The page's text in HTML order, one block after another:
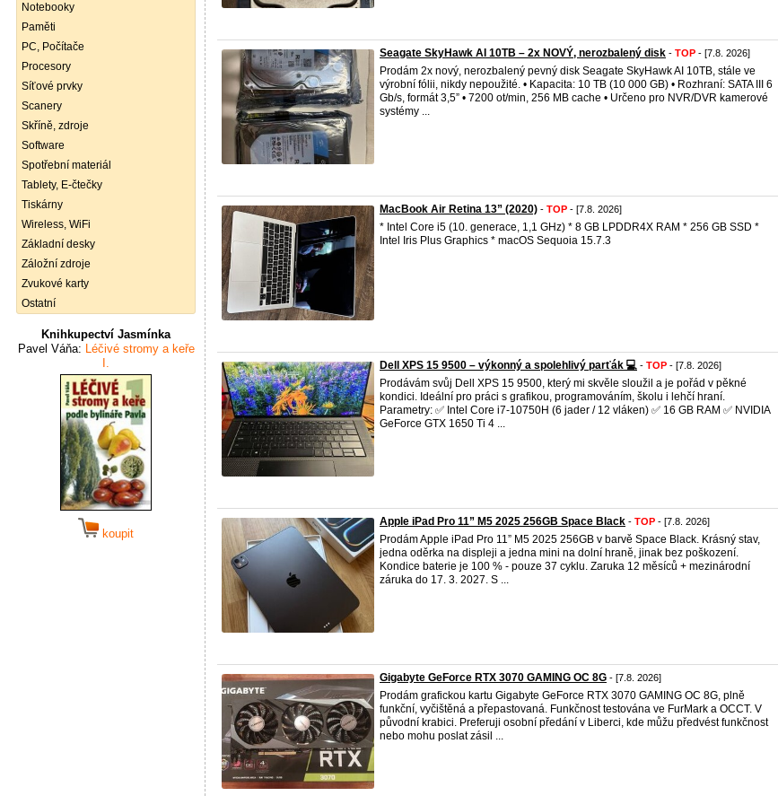
Notebooky
Paměti
PC, Počítače
Procesory
Síťové prvky
Scanery
Skříně, zdroje
Software
Spotřební materiál
Tablety, E-čtečky
Tiskárny
Wireless, WiFi
Základní desky
Záložní zdroje
Zvukové karty
Ostatní
Knihkupectví Jasmínka
Pavel Váňa: Léčivé stromy a keře
I.
koupit
Seagate SkyHawk AI 10TB – 2x NOVÝ, nerozbalený disk - TOP - [7.8. 2026]
Prodám 2x nový, nerozbalený pevný disk Seagate SkyHawk AI 10TB, stále ve
výrobní fólii, nikdy nepoužité. • Kapacita: 10 TB (10 000 GB) • Rozhraní: SATA III 6
Gb/s, formát 3,5” • 7200 ot/min, 256 MB cache • Určeno pro NVR/DVR kamerové
systémy ...
MacBook Air Retina 13” (2020) - TOP - [7.8. 2026]
* Intel Core i5 (10. generace, 1,1 GHz) * 8 GB LPDDR4X RAM * 256 GB SSD *
Intel Iris Plus Graphics * macOS Sequoia 15.7.3
Dell XPS 15 9500 – výkonný a spolehlivý parťák 💻 - TOP - [7.8. 2026]
Prodávám svůj Dell XPS 15 9500, který mi skvěle sloužil a je pořád v pěkné
kondici. Ideální pro práci s grafikou, programováním, školu i lehčí hraní.
Parametry: ✅ Intel Core i7-10750H (6 jader / 12 vláken) ✅ 16 GB RAM ✅ NVIDIA
GeForce GTX 1650 Ti 4 ...
Apple iPad Pro 11” M5 2025 256GB Space Black - TOP - [7.8. 2026]
Prodám Apple iPad Pro 11” M5 2025 256GB v barvě Space Black. Krásný stav,
jedna oděrka na displeji a jedna mini na dolní hraně, jinak bez poškození.
Kondice baterie je 100 % - pouze 37 cyklu. Zaruka 12 měsíců + mezinárodní
záruka do 17. 3. 2027. S ...
Gigabyte GeForce RTX 3070 GAMING OC 8G - [7.8. 2026]
Prodám grafickou kartu Gigabyte GeForce RTX 3070 GAMING OC 8G, plně
funkční, vyčištěná a přepastovaná. Funkčnost testována ve FurMark a OCCT. V
původní krabici. Preferuji osobní předání v Liberci, kde můžu předvést funkčnost
nebo mohu poslat zásil ...